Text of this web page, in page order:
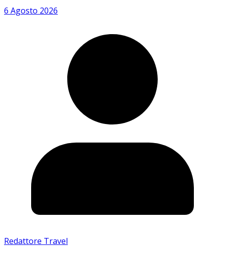
6 Agosto 2026
Redattore Travel